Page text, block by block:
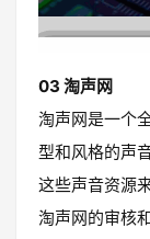
03 淘声网
淘声网是一个
型和风格的声
这些声音资源
淘声网的审核